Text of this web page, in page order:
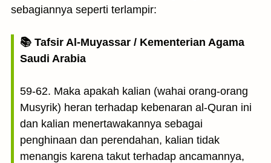
sebagiannya seperti terlampir:
📚 Tafsir Al-Muyassar / Kementerian Agama
Saudi Arabia
59-62. Maka apakah kalian (wahai orang-orang
Musyrik) heran terhadap kebenaran al-Quran ini
dan kalian menertawakannya sebagai
penghinaan dan perendahan, kalian tidak
menangis karena takut terhadap ancamannya,